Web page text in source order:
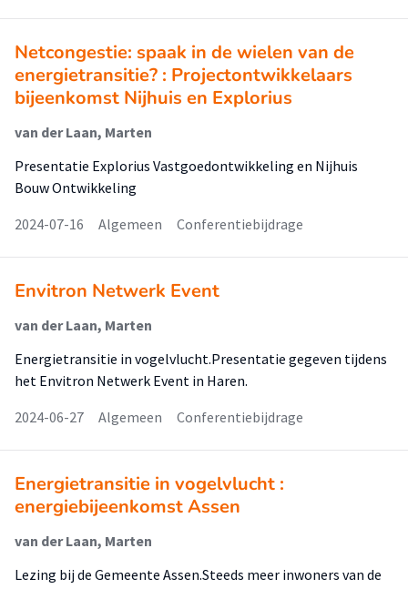
Netcongestie: spaak in de wielen van de
energietransitie? : Projectontwikkelaars
bijeenkomst Nijhuis en Explorius
van der Laan, Marten
Presentatie Explorius Vastgoedontwikkeling en Nijhuis
Bouw Ontwikkeling
2024-07-16
Algemeen Conferentiebijdrage
Envitron Netwerk Event
van der Laan, Marten
Energietransitie in vogelvlucht.Presentatie gegeven tijdens
het Envitron Netwerk Event in Haren.
2024-06-27
Algemeen Conferentiebijdrage
Energietransitie in vogelvlucht :
energiebijeenkomst Assen
van der Laan, Marten
Lezing bij de Gemeente Assen.Steeds meer inwoners van de